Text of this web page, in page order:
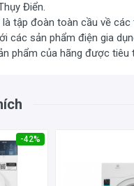
Điển.
tập đoàn toàn cầu về
các sản phẩm điện gia
phẩm của hãng được tiêu
-42%